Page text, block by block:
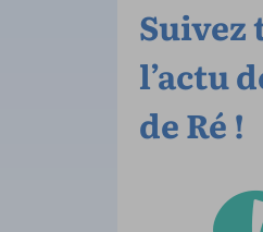
Suivez
l’actu
de Ré !